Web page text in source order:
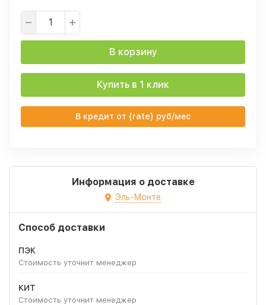
В корзину
Купить в 1 клик
В кредит от {rate} руб/мес
Информация о доставке
Эль-Монте
Способ доставки
ПЭК
Стоимость уточнит менеджер
КИТ
Стоимость уточнит менеджер